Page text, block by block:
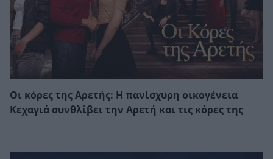
Οι κόρες της Αρετής: Η πανίσχυρη οικογένεια
Κεχαγιά συνθλίβει την Αρετή και τις κόρες της